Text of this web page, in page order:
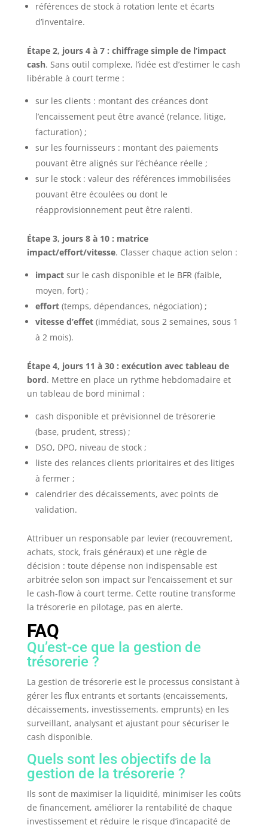
références de stock à rotation lente et écarts
d’inventaire.
Étape 2, jours 4 à 7 : chiffrage simple de l’impact
cash. Sans outil complexe, l’idée est d’estimer le cash
libérable à court terme :
sur les clients : montant des créances dont
l’encaissement peut être avancé (relance, litige,
facturation) ;
sur les fournisseurs : montant des paiements
pouvant être alignés sur l’échéance réelle ;
sur le stock : valeur des références immobilisées
pouvant être écoulées ou dont le
réapprovisionnement peut être ralenti.
Étape 3, jours 8 à 10 : matrice
impact/effort/vitesse. Classer chaque action selon :
impactsur le cash disponible et le BFR (faible,
moyen, fort) ;
effort(temps, dépendances, négociation) ;
vitesse d’effet(immédiat, sous 2 semaines, sous 1
à 2 mois).
Étape 4, jours 11 à 30 : exécution avec tableau de
bord. Mettre en place un rythme hebdomadaire et
un tableau de bord minimal :
cash disponible et prévisionnel de trésorerie
(base, prudent, stress) ;
DSO, DPO, niveau de stock ;
liste des relances clients prioritaires et des litiges
à fermer ;
calendrier des décaissements, avec points de
validation.
Attribuer un responsable par levier (recouvrement,
achats, stock, frais généraux) et une règle de
décision : toute dépense non indispensable est
arbitrée selon son impact sur l’encaissement et sur
le cash-flow à court terme. Cette routine transforme
la trésorerie en pilotage, pas en alerte.
FAQ
Qu’est-ce que la gestion de
trésorerie ?
La gestion de trésorerie est le processus consistant à
gérer les flux entrants et sortants (encaissements,
décaissements, investissements, emprunts) en les
surveillant, analysant et ajustant pour sécuriser le
cash disponible.
Quels sont les objectifs de la
gestion de la trésorerie ?
Ils sont de maximiser la liquidité, minimiser les coûts
de financement, améliorer la rentabilité de chaque
investissement et réduire le risque d’incapacité de